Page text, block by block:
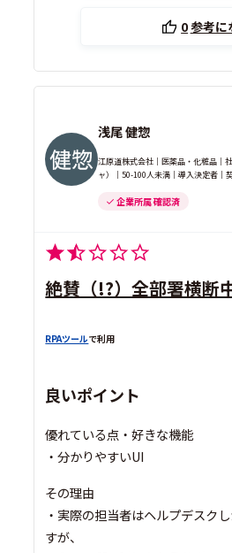
0参考に
浅尾 健惣
江原道株式会社｜医薬品・化粧品｜
ャ）｜50-100人未満｜導入決定者｜
企業所属 確認済
絶賛（!?）全部署横断
RPAツールで利用
良いポイント
優れている点・好きな機能
・分かりやすいUI
その理由
・実際の担当者はヘルプデスク
すが、